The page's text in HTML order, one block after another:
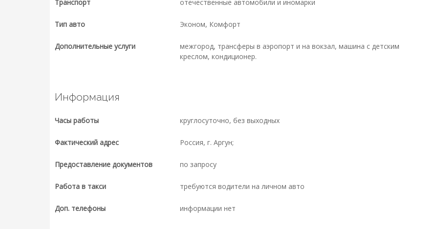
Транспорт отечественные автомобили и иномарки
Тип авто Эконом, Комфорт
Дополнительные услуги
межгород, трансферы в аэропорт и на вокзал, машина с детским
креслом, кондиционер.
Информация
Часы работы круглосуточно, без выходных
Фактический адрес Россия, г. Аргун;
Предоставление документов по запросу
Работа в такси требуются водители на личном авто
Доп. телефоны информации нет